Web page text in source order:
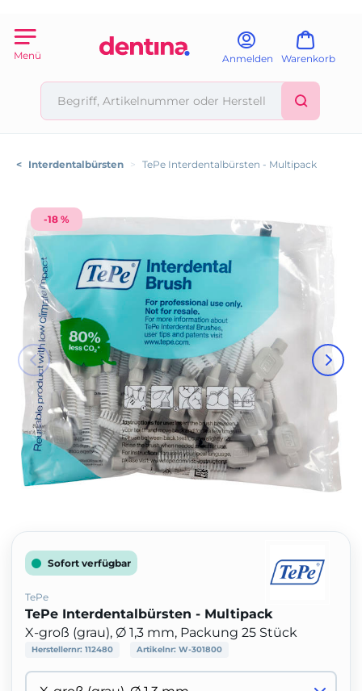
Menü Anmelden Warenkorb
< Interdentalbürsten > TePe Interdentalbürsten - Multipack
-18 %
Sofort verfügbar
TePe
TePe Interdentalbürsten - Multipack
X-groß (grau), Ø 1,3 mm, Packung 25 Stück
Herstellernr: 112480 Artikelnr: W-301800